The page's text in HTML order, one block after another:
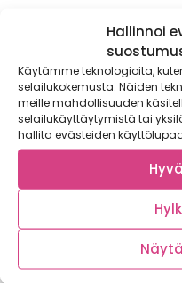
Hallinnoi
Käytämme teknologioita,
selailukokemusta. Näiden
meille mahdollisuuden
selailukäyttäytymistä tai
hallita evästeiden
Sunsweet-luumut eivät
Klassikon aseman
Tilaa